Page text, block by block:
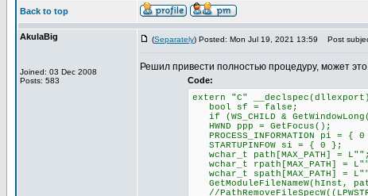
Back to top
AkulaBig
Joined: 03 Dec 2008
Posts: 583
(Separately) Posted: Mon Jul 19, 2021 13:59 Post
Решил привести полностью процедуру, может
Code:
extern "C" __declspec(dllexport)
bool sf = false;
if (WS_CHILD &
HWND ppp = GetFocus();
PROCESS_INFORMATION pi = {
STARTUPINFOW si = { 0 };
wchar_t path[MAX_PATH] = L"";
wchar_t rpath[MAX_PATH] =
wchar_t spath[MAX_PATH] =
GetModuleFileNameW(hInst,
//